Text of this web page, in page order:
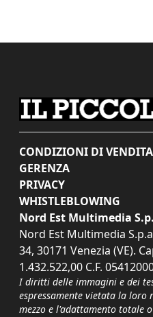
CONDIZIONI DI VENDITA
GERENZA
PRIVACY
WHISTLEBLOWING
Nord Est Multimedia
Nord Est Multimedia
34, 30171 Venezia (VE).
1.432.522,00 C.F.
I diritti delle immagini e dei
espressamente vietata la loro
mezzo e l'adattamento totale